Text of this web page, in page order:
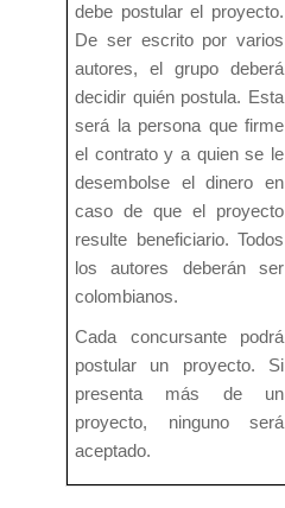
debe postular el proyecto.
De ser escrito por varios
autores, el grupo deberá
decidir quién postula. Esta
será la persona que firme
el contrato y a quien se le
desembolse el dinero en
caso de que el proyecto
resulte beneficiario. Todos
los autores deberán ser
colombianos.
Cada concursante podrá
postular un proyecto. Si
presenta más de un
proyecto, ninguno será
aceptado.